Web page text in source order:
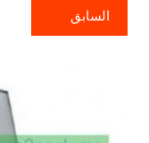
السابق